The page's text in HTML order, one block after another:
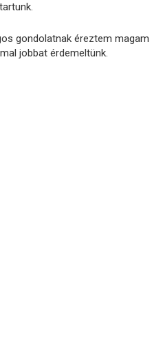
gondolatnak éreztem magam
jobbat érdemeltünk.